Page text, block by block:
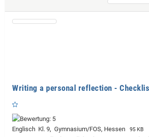
Writing a personal reflection -
Englisch Kl. 9, Gymnasium/FOS, Hessen 95 KB